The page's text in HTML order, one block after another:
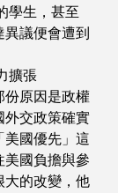
學生，甚至
異議便會遭到
擴張
份原因是政權
外交政策確實
美國優先」這
美國負擔與參
大的改變，他